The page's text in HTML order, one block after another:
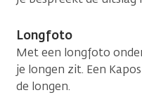
Longfoto
Met een longfoto
je longen zit. Een
de longen.